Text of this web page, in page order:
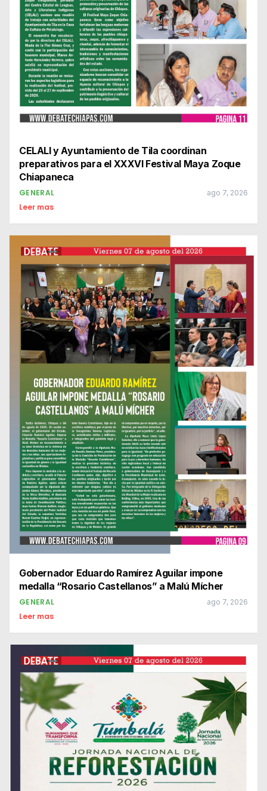
CELALI y Ayuntamiento de Tila coordinan
preparativos para el XXXVI Festival Maya Zoque
Chiapaneca
GENERAL ago 7, 2026
Leer mas
Gobernador Eduardo Ramírez Aguilar impone
medalla “Rosario Castellanos” a Malú Mícher
GENERAL ago 7, 2026
Leer mas